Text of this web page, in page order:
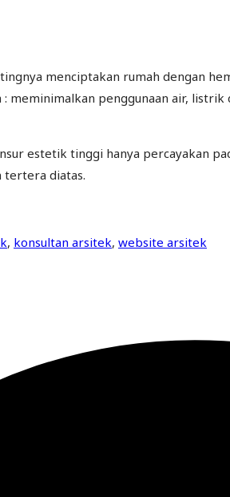
menciptakan rumah dengan
meminimalkan penggunaan air,
estetik tinggi hanya percayakan
tertera diatas.
, konsultan arsitek, website arsitek